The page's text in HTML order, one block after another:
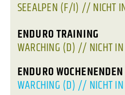
SEEALPEN (F/I) // NICHT
ENDURO TRAINING
WARCHING (D) // NICHT
ENDURO WOCHENENDEN
WARCHING (D) // NICHT